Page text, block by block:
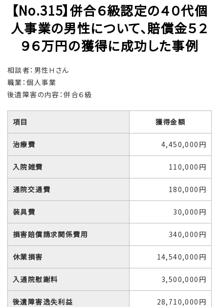
【No.315】併合６級認定の４０代個
人事業の男性について、賠償金５２
９６万円の獲得に成功した事例
相談者：男性Ｈさん
職業：個人事業
後遺障害の内容：併合６級
項目 獲得金額
治療費 4,450,000円
入院雑費 110,000円
通院交通費 180,000円
装具費 30,000円
損害賠償請求関係費用 340,000円
休業損害 14,540,000円
入通院慰謝料 3,500,000円
後遺障害逸失利益 28,710,000円